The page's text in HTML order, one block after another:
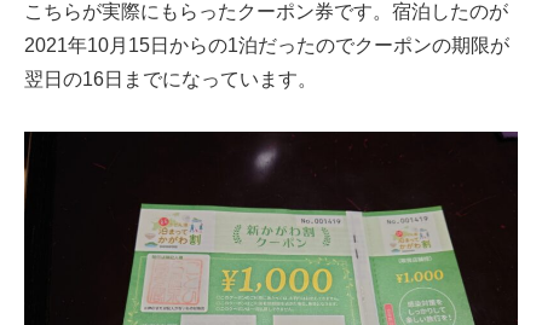
こちらが実際にもらったクーポン券です。宿泊したのが
2021年10月15日からの1泊だったのでクーポンの期限が
翌日の16日までになっています。